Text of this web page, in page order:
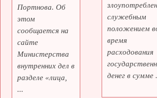
Портнова. Об
этом
сообщается на
сайте
Министерства
внутренних дел в
разделе «лица,
...
служебным
положением
время
расходования
денег в сумме